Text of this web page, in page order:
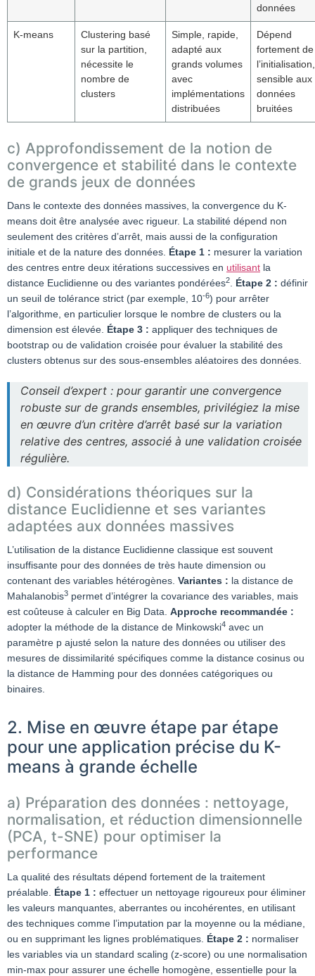
données
K-means
Clustering basé
sur la partition,
nécessite le
nombre de
clusters
Simple, rapide,
adapté aux
grands volumes
avec
implémentations
distribuées
Dépend
fortement de
l’initialisation,
sensible aux
données
bruitées
c) Approfondissement de la notion de
convergence et stabilité dans le contexte
de grands jeux de données
Dans le contexte des données massives, la convergence du K-
means doit être analysée avec rigueur. La stabilité dépend non
seulement des critères d’arrêt, mais aussi de la configuration
initiale et de la nature des données. Étape 1 : mesurer la variation
des centres entre deux itérations successives en utilisant la
distance Euclidienne ou des variantes pondérées2. Étape 2 : définir
un seuil de tolérance strict (par exemple, 10-6) pour arrêter
l’algorithme, en particulier lorsque le nombre de clusters ou la
dimension est élevée. Étape 3 : appliquer des techniques de
bootstrap ou de validation croisée pour évaluer la stabilité des
clusters obtenus sur des sous-ensembles aléatoires des données.
Conseil d’expert : pour garantir une convergence
robuste sur de grands ensembles, privilégiez la mise
en œuvre d’un critère d’arrêt basé sur la variation
relative des centres, associé à une validation croisée
régulière.
d) Considérations théoriques sur la
distance Euclidienne et ses variantes
adaptées aux données massives
L’utilisation de la distance Euclidienne classique est souvent
insuffisante pour des données de très haute dimension ou
contenant des variables hétérogènes. Variantes : la distance de
Mahalanobis3 permet d’intégrer la covariance des variables, mais
est coûteuse à calculer en Big Data. Approche recommandée :
adopter la méthode de la distance de Minkowski4 avec un
paramètre p ajusté selon la nature des données ou utiliser des
mesures de dissimilarité spécifiques comme la distance cosinus ou
la distance de Hamming pour des données catégoriques ou
binaires.
2. Mise en œuvre étape par étape
pour une application précise du K-
means à grande échelle
a) Préparation des données : nettoyage,
normalisation, et réduction dimensionnelle
(PCA, t-SNE) pour optimiser la
performance
La qualité des résultats dépend fortement de la traitement
préalable. Étape 1 : effectuer un nettoyage rigoureux pour éliminer
les valeurs manquantes, aberrantes ou incohérentes, en utilisant
des techniques comme l’imputation par la moyenne ou la médiane,
ou en supprimant les lignes problématiques. Étape 2 : normaliser
les variables via un standard scaling (z-score) ou une normalisation
min-max pour assurer une échelle homogène, essentielle pour la